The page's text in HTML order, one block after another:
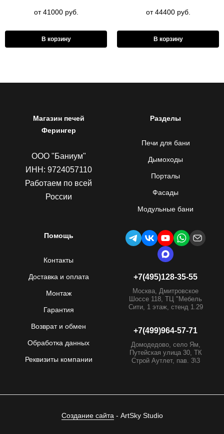
от 41000 руб.
В корзину
от 44400 руб.
В корзину
Магазин печей
Ферингер
ООО "Баниум"
ИНН: 9724057110
Работаем по всей
России
Разделы
Печи для бани
Дымоходы
Порталы
Фасады
Модульные бани
Помощь
Контакты
Доставка и оплата
Монтаж
Гарантия
Возврат и обмен
Обработка данных
Реквизиты компании
+7(495)128-35-55
Москва, Дмитровское
Шоссе 118, ТЦ "Мебель
Сити, 1 этаж, стенд 1.29
+7(499)964-57-71
Домодедово, село Ям,
Путейская улица 30, ТК
Строй Аутлет, пав. 3\3
Создание сайта - ArtSky Studio